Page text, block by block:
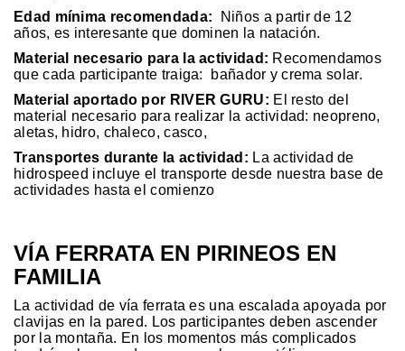
Edad mínima recomendada: Niños a partir de 12
años, es interesante que dominen la natación.
Material necesario para la actividad: Recomendamos
que cada participante traiga: bañador y crema solar.
Material aportado por RIVER GURU: El resto del
material necesario para realizar la actividad: neopreno,
aletas, hidro, chaleco, casco,
Transportes durante la actividad: La actividad de
hidrospeed incluye el transporte desde nuestra base de
actividades hasta el comienzo
VÍA FERRATA EN PIRINEOS EN
FAMILIA
La actividad de vía ferrata es una escalada apoyada por
clavijas en la pared. Los participantes deben ascender
por la montaña. En los momentos más complicados